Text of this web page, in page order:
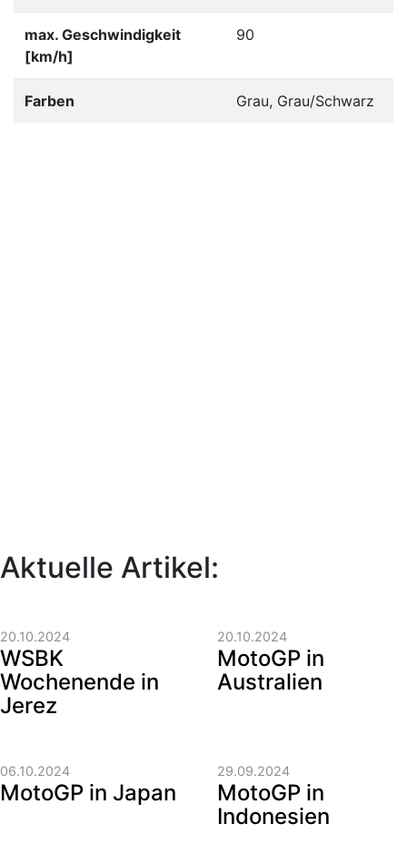
max. Geschwindigkeit
[km/h]
90
Farben Grau, Grau/Schwarz
Aktuelle Artikel:
20.10.2024
WSBK
Wochenende in
Jerez
20.10.2024
MotoGP in
Australien
06.10.2024
MotoGP in Japan
29.09.2024
MotoGP in
Indonesien